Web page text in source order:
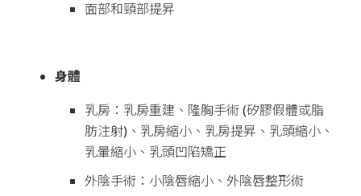
面部和頸部提昇
身體
乳房：乳房重建、隆胸手術 (矽膠假體或脂
肪注射)、乳房縮小、乳房提昇、乳頭縮小、
乳暈縮小、乳頭凹陷矯正
外陰手術：小陰唇縮小、外陰唇整形術